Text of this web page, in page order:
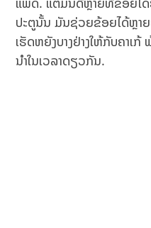
ປະຕູນັ້ນ ມັນຊ່ວຍຂ້ອຍໄດ້ຫຼາ
ເຮັດຫຍັງບາງຢ່າງໃຫ້ກັບຄາເ
ນຳໃນເວລາດຽວກັນ.